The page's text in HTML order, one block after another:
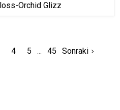
Orchid Glizz
4 5 45 Sonraki